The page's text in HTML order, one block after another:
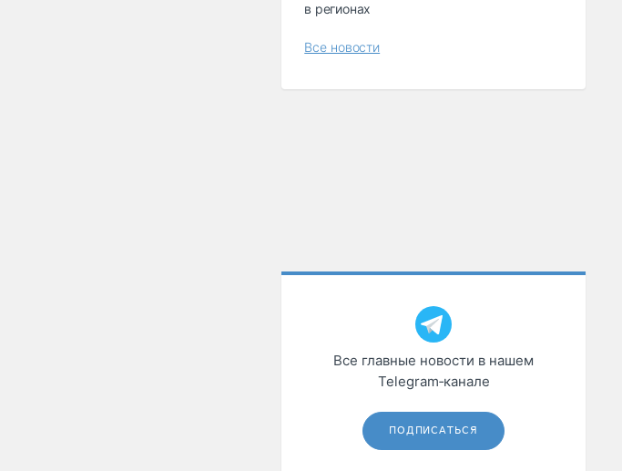
в регионах
Все новости
Все главные новости в нашем
Telegram‑канале
ПОДПИСАТЬСЯ